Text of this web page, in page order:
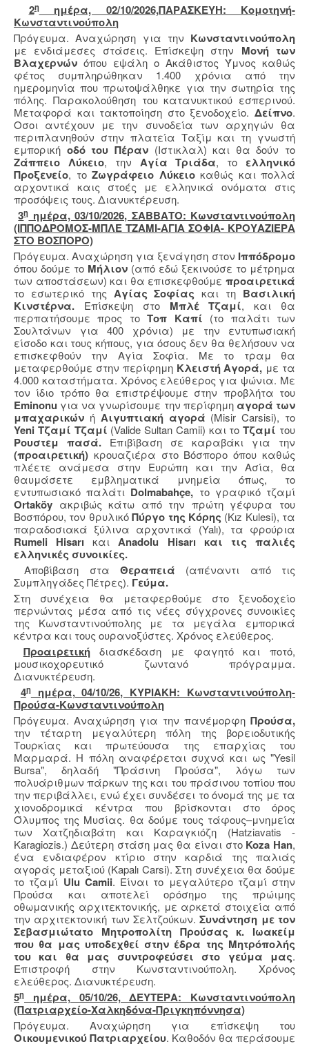
2η
ημέρα, 02/10/2026,ΠΑΡΑΣΚΕΥΗ: Κομοτηνή-
Κωνσταντινούπολη
Πρόγευμα. Αναχώρηση για την Κωνσταντινούπολη
με ενδιάμεσες στάσεις. Επίσκεψη στην Μονή των
Βλαχερνών όπου εψάλη ο Ακάθιστος Ύμνος καθώς
φέτος συμπληρώθηκαν 1.400 χρόνια από την
ημερομηνία που πρωτοψάλθηκε για την σωτηρία της
πόλης. Παρακολούθηση του κατανυκτικού εσπερινού.
Μεταφορά και τακτοποίηση στο ξενοδοχείο. Δείπνο.
Οσοι αντέχουν με την συνοδεία των αρχηγών θα
περιπλανηθούν στην πλατεία Ταξίμ και τη γνωστή
εμπορική οδό του Πέραν(Ιστικλαλ) και θα δούν το
Ζάππειο Λύκειο, την Αγία Τριάδα, το ελληνικό
Προξενείο, το Ζωγράφειο Λύκειοκαθώς και πολλά
αρχοντικά καις στοές με ελληνικά ονόματα στις
προσόψεις τους. Διανυκτέρευση.
3η ημέρα, 03/10/2026, ΣΑΒΒΑΤΟ: Κωνσταντινούπολη
(ΙΠΠΟΔΡΟΜΟΣ-ΜΠΛΕ ΤΖΑΜΙ-ΑΓΙΑ ΣΟΦΙΑ- ΚΡΟΥΑΖΙΕΡΑ
ΣΤΟ ΒΟΣΠΟΡΟ)
Πρόγευμα. Αναχώρηση για ξενάγηση στον Ιππόδρομο
όπου δούμε το Μήλιον (από εδώ ξεκινούσε το μέτρημα
των αποστάσεων) και θα επισκεφθούμε προαιρετικά
το εσωτερικό της Αγίας Σοφίαςκαι τη Βασιλική
Κινστέρνα. Επίσκεψη στο Μπλέ Τζαμί, και θα
περπατήσουμε προς τοΤοπ Καπί (το παλάτι των
Σουλτάνων για 400 χρόνια) με την εντυπωσιακή
είσοδο και τους κήπους, για όσους δεν θα θελήσουν να
επισκεφθούν την Αγία Σοφία. Με το τραμ θα
μεταφερθούμε στην περίφημη Κλειστή Αγορά, με τα
4.000 καταστήματα. Χρόνος ελεύθερος για ψώνια. Με
τον ίδιο τρόπο θα επιστρέψουμε στην προβλήτα του
Eminonu για να γνωρίσουμε την περίφημη αγορά των
μπαχαρικών ήΑιγυπτιακή αγορά (Misir Carsisi), το
Yeni Τζαμί Τζαμί (Valide Sultan Camii) και το Τζαμί του
Ρουστεμ πασά. Επιβίβαση σε καραβάκι για την
(προαιρετική) κρουαζιέρα στο Βόσπορο όπου καθώς
πλέετε ανάμεσα στην Ευρώπη και την Ασία, θα
θαυμάσετε εμβληματικά μνημεία όπως, το
εντυπωσιακό παλάτι Dolmabahçe, το γραφικό τζαμί
Ortaköy ακριβώς κάτω από την πρώτη γέφυρα του
Βοσπόρου, τον θρυλικόΠύργο της Κόρης (Kız Kulesi), τα
παραδοσιακά ξύλινα αρχοντικά (Yalı), τα φρούρια
Rumeli Hisarı και Anadolu Hisarı και τις παλιές
ελληνικές συνοικίες.
Αποβίβαση στα Θεραπειά (απέναντι από τις
Συμπληγάδες Πέτρες). Γεύμα.
Στη συνέχεια θα μεταφερθούμε στο ξενοδοχείο
περνώντας μέσα από τις νέες σύγχρονες συνοικίες
της Κωνσταντινούπολης με τα μεγάλα εμπορικά
κέντρα και τους ουρανοξύστες. Χρόνος ελεύθερος.
Προαιρετική
διασκέδαση με φαγητό και ποτό,
μουσικοχορευτικό ζωντανό πρόγραμμα.
Διανυκτέρευση.
4η
ημέρα, 04/10/26, ΚΥΡΙΑΚΗ: Κωνσταντινούπολη-
Προύσα-Κωνσταντινούπολη
Πρόγευμα. Αναχώρηση για την πανέμορφη Προύσα,
την τέταρτη μεγαλύτερη πόλη της βορειοδυτικής
Τουρκίας και πρωτεύουσα της επαρχίας του
Μαρμαρά. Η πόλη αναφέρεται συχνά και ως "Yesil
Bursa", δηλαδή "Πράσινη Προύσα", λόγω των
πολυάριθμων πάρκων της και του πράσινου τοπίου που
την περιβάλλει, ενώ έχει συνδέσει το όνομά της με τα
χιονοδρομικά κέντρα που βρίσκονται στο όρος
Όλυμπος της Μυσίας. θα δούμε τους τάφους–μνημεία
των Χατζηδιαβάτη και Καραγκιόζη (Hatziavatis -
Karagiozis.) Δεύτερη στάση μας θα είναι στο Koza Han,
ένα ενδιαφέρον κτίριο στην καρδιά της παλιάς
αγοράς μεταξιού (Kapalı Carsi). Στη συνέχεια θα δούμε
το τζαμί Ulu Camii. Είναι το μεγαλύτερο τζαμί στην
Προύσα και αποτελεί ορόσημο της πρώιμης
οθωμανικής αρχιτεκτονικής, με αρκετά στοιχεία από
την αρχιτεκτονική των Σελτζούκων.Συνάντηση με τον
Σεβασμιώτατο Μητροπολίτη Προύσας κ. Ιωακείμ
που θα μας υποδεχθεί στην έδρα της Μητρόπολής
του και θα μας συντροφεύσει στο γεύμα μας.
Επιστροφή στην Κωνσταντινούπολη. Χρόνος
ελεύθερος. Διανυκτέρευση.
5η
ημέρα, 05/10/26, ΔΕΥΤΕΡΑ: Κωνσταντινούπολη
(Πατριαρχείο-Χαλκηδόνα-Πριγκηπόννησα)
Πρόγευμα. Αναχώρηση για επίσκεψη του
Οικουμενικού Πατριαρχείου. Καθοδόν θα περάσουμε